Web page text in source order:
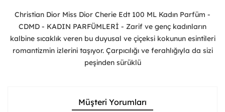
Christian Dior Miss Dior Cherie Edt 100 ML Kadın Parfüm -
CDMD - KADIN PARFÜMLERİ - Zarif ve genç kadınların
kalbine sıcaklık veren bu duyusal ve çiçeksi kokunun esintileri
romantizmin izlerini taşıyor. Çarpıcılığı ve ferahlığıyla da sizi
peşinden sürüklü
Müşteri Yorumları